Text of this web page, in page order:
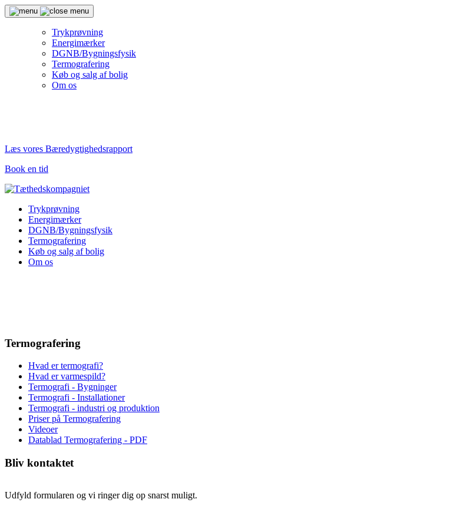
Trykprøvning
Energimærker
DGNB/Bygningsfysik
Termografering
Køb og salg af bolig
Om os
Læs vores Bæredygtighedsrapport
Book en tid
Trykprøvning
Energimærker
DGNB/Bygningsfysik
Termografering
Køb og salg af bolig
Om os
Termografering
Hvad er termografi?
Hvad er varmespild?
Termografi - Bygninger
Termografi - Installationer
Termografi - industri og produktion
Priser på Termografering
Videoer
Datablad Termografering - PDF
Bliv kontaktet
Udfyld formularen og vi ringer dig op snarst muligt.